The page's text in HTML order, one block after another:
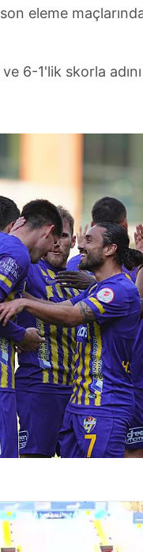
eleme
6-1'lik skorla